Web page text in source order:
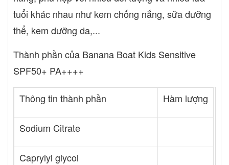
tuổi khác nhau như kem chống nắng, sữa dưỡng
thể, kem dưỡng da,...
Thành phần của Banana Boat Kids Sensitive
SPF50+ PA++++
Thông tin thành phần Hàm lượng
Sodium Citrate
Caprylyl glycol